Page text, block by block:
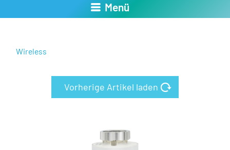
Menü
Wireless
Vorherige Artikel laden